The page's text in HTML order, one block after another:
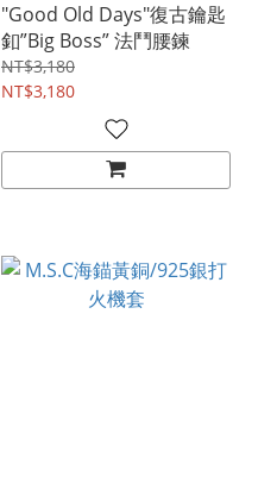
"Good Old Days"復古鑰匙
釦”Big Boss” 法鬥腰鍊
NT$3,180
NT$3,180